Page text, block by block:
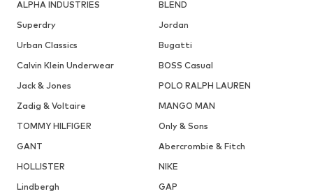
ALPHA INDUSTRIES
BLEND
Superdry
Jordan
Urban Classics
Bugatti
Calvin Klein Underwear
BOSS Casual
Jack & Jones
POLO RALPH LAUREN
Zadig & Voltaire
MANGO MAN
TOMMY HILFIGER
Only & Sons
GANT
Abercrombie & Fitch
HOLLISTER
NIKE
Lindbergh
GAP